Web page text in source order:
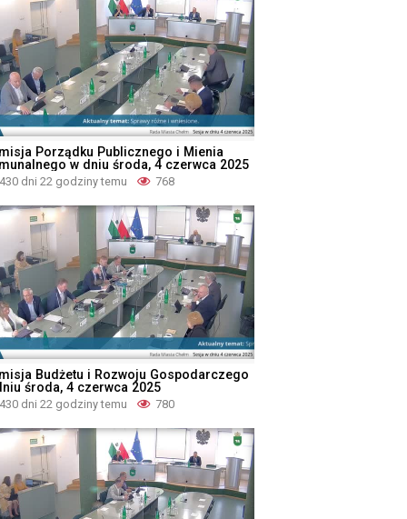
Porządku Publicznego i Mienia
w dniu środa, 4 czerwca 2025
430 dni 22 godziny temu 768
Budżetu i Rozwoju Gospodarczego
środa, 4 czerwca 2025
430 dni 22 godziny temu 780